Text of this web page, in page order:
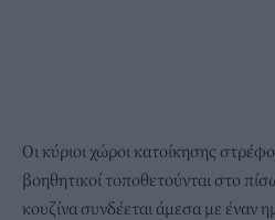
Οι κύριοι χώροι κατοίκησης
βοηθητικοί τοποθετούνται στο
κουζίνα συνδέεται άμεσα με έναν